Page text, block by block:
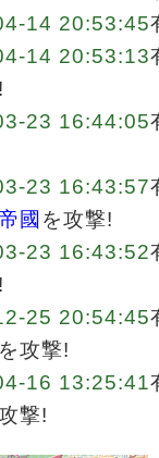
14 20:53:45
14 20:53:13
23 16:44:05
23 16:43:57
國 を攻撃!
23 16:43:52
25 20:54:45
を攻撃!
16 13:25:41
撃!